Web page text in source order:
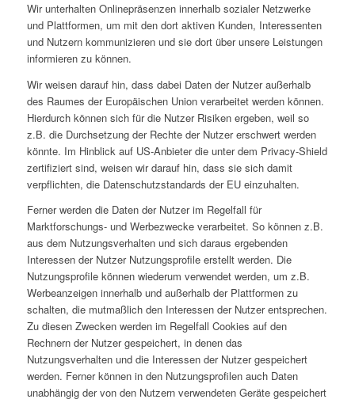
Wir unterhalten Onlinepräsenzen innerhalb sozialer Netzwerke
und Plattformen, um mit den dort aktiven Kunden, Interessenten
und Nutzern kommunizieren und sie dort über unsere Leistungen
informieren zu können.
Wir weisen darauf hin, dass dabei Daten der Nutzer außerhalb
des Raumes der Europäischen Union verarbeitet werden können.
Hierdurch können sich für die Nutzer Risiken ergeben, weil so
z.B. die Durchsetzung der Rechte der Nutzer erschwert werden
könnte. Im Hinblick auf US-Anbieter die unter dem Privacy-Shield
zertifiziert sind, weisen wir darauf hin, dass sie sich damit
verpflichten, die Datenschutzstandards der EU einzuhalten.
Ferner werden die Daten der Nutzer im Regelfall für
Marktforschungs- und Werbezwecke verarbeitet. So können z.B.
aus dem Nutzungsverhalten und sich daraus ergebenden
Interessen der Nutzer Nutzungsprofile erstellt werden. Die
Nutzungsprofile können wiederum verwendet werden, um z.B.
Werbeanzeigen innerhalb und außerhalb der Plattformen zu
schalten, die mutmaßlich den Interessen der Nutzer entsprechen.
Zu diesen Zwecken werden im Regelfall Cookies auf den
Rechnern der Nutzer gespeichert, in denen das
Nutzungsverhalten und die Interessen der Nutzer gespeichert
werden. Ferner können in den Nutzungsprofilen auch Daten
unabhängig der von den Nutzern verwendeten Geräte gespeichert